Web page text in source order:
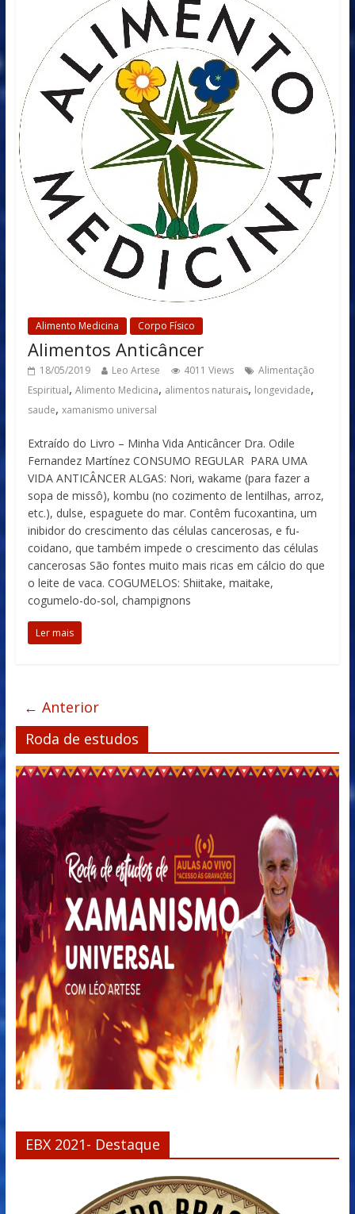
Alimento Medicina Corpo Físico
Alimentos Anticâncer
18/05/2019 Leo Artese 4011 Views
Alimentação
Espiritual, Alimento Medicina, alimentos naturais, longevidade,
saude, xamanismo universal
Extraído do Livro – Minha Vida Anticâncer Dra. Odile
Fernandez Martínez CONSUMO REGULAR PARA UMA
VIDA ANTICÂNCER ALGAS: Nori, wakame (para fazer a
sopa de missô), kombu (no co­zimento de lentilhas, arroz,
etc.), dulse, espaguete do mar. Contêm fucoxantina, um
inibidor do crescimento das células cancerosas, e fu-
coidano, que também impede o crescimento das células
cancerosas São fontes muito mais ricas em cálcio do que
o leite de vaca. COGUMELOS: Shiitake, maitake,
cogumelo-do-sol, champignons
Ler mais
← Anterior
Roda de estudos
EBX 2021- Destaque